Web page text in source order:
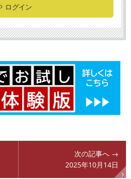
ログイン
次の記事へ →
2025年10月14日